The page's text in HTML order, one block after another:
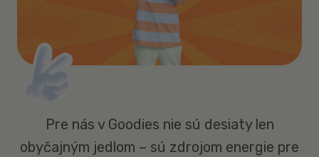
Pre nás v Goodies nie sú desiaty len
obyčajným jedlom – sú zdrojom energie pre